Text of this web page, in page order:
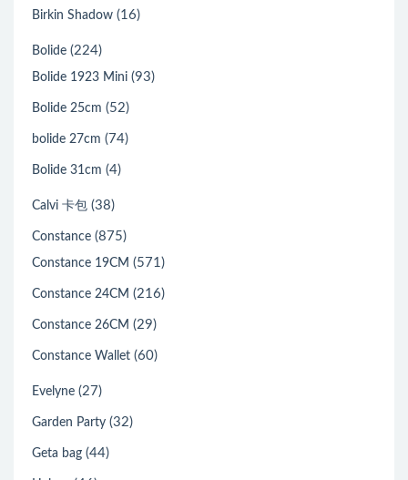
Birkin Shadow (16)
Bolide (224)
Bolide 1923 Mini (93)
Bolide 25cm (52)
bolide 27cm (74)
Bolide 31cm (4)
Calvi 卡包 (38)
Constance (875)
Constance 19CM (571)
Constance 24CM (216)
Constance 26CM (29)
Constance Wallet (60)
Evelyne (27)
Garden Party (32)
Geta bag (44)